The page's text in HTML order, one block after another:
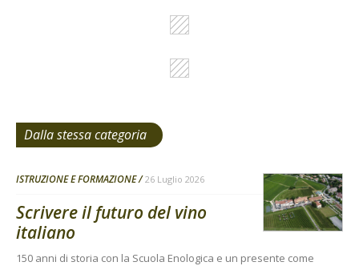
Dalla stessa categoria
ISTRUZIONE E FORMAZIONE 26 Luglio 2026
Scrivere il futuro del vino
italiano
150 anni di storia con la Scuola Enologica e un presente come